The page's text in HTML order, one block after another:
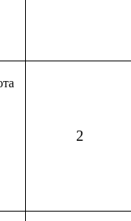
2